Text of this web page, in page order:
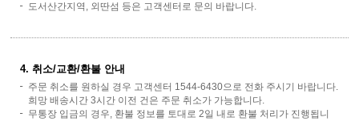
도서산간지역, 외딴섬 등은 고객센터로 문의 바랍니다.
4. 취소/교환/환불 안내
주문 취소를 원하실 경우 고객센터 1544-6430으로 전화 주시기 바랍니다.
희망 배송시간 3시간 이전 건은 주문 취소가 가능합니다.
무통장 입금의 경우, 환불 정보를 토대로 2일 내로 환불 처리가 진행됩니